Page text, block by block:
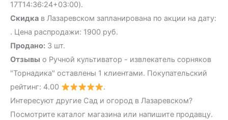
17T14:36:24+03:00).
Скидка в Лазаревском запланирована по акции на дату:
. Цена распродажи: 1900 руб.
Продано: 3 шт.
Отзывы о Ручной культиватор - извлекатель сорняков
"Торнадика" оставлены 1 клиентами. Покупательский
рейтинг: 4.00
.
Интересуют другие Сад и огород в Лазаревском?
Посмотрите каталог магазина или напишите продавцу.